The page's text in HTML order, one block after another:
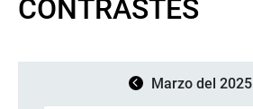
CONTRASTES
Marzo del 2025